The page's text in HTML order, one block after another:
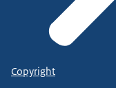
Copyright